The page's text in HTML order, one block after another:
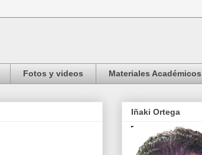
Fotos y videos Materiales Académicos
Iñaki Ortega